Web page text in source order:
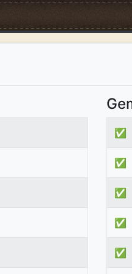
✅
✅
✅
✅
✅